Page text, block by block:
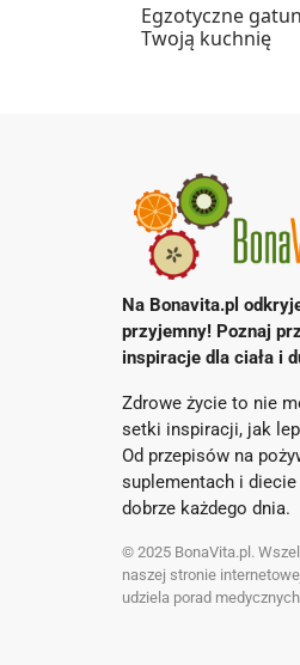
Egzotyczne
Twoją kuchnię
Na Bonavita.pl
przyjemny! Poznaj
inspiracje dla ciała i
Zdrowe życie to nie
setki inspiracji, jak
Od przepisów na
suplementach i
dobrze każdego dnia.
© 2025 BonaVita.pl.
naszej stronie
udziela porad